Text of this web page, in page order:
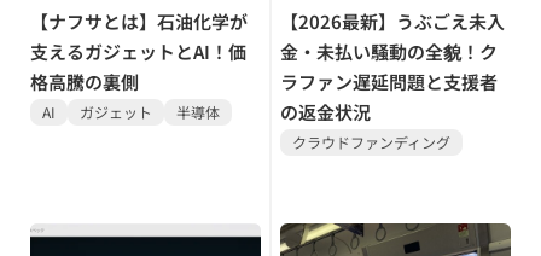
【ナフサとは】石油化学が
支えるガジェットとAI！価
格高騰の裏側
AI ガジェット 半導体
【2026最新】うぶごえ未入
金・未払い騒動の全貌！ク
ラファン遅延問題と支援者
の返金状況
クラウドファンディング